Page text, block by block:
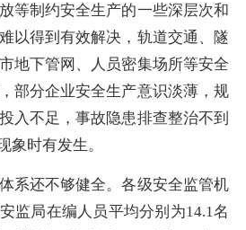
等制约安全生产的一些深层次和
以得到有效解决，轨道交通、隧
地下管网、人员密集场所等安全
部分企业安全生产意识淡薄，规
入不足，事故隐患排查整治不到
象时有发生。
还不够健全。各级安全监管机
监局在编人员平均分别为14.1名